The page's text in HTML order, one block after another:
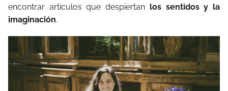
encontrar artículos que despiertan los sentidos y la
imaginación.